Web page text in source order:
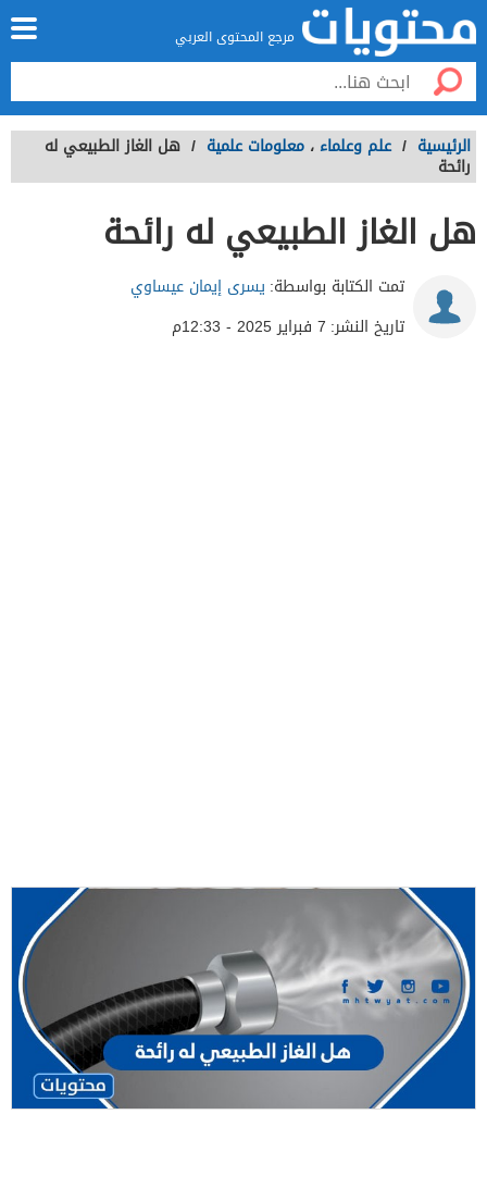
مرجع المحتوى العربي
الرئيسية / علم وعلماء ، معلومات علمية / هل الغاز الطبيعي له
رائحة
هل الغاز الطبيعي له رائحة
تمت الكتابة بواسطة: يسرى إيمان عيساوي
تاريخ النشر: 7 فبراير 2025 - 12:33م